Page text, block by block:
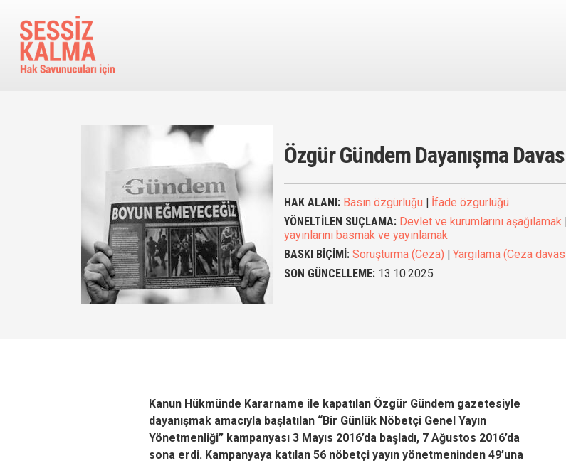
Özgür Gündem Dayanışma
HAK ALANI: Basın özgürlüğü
İfade özgürlüğü
YÖNELTİLEN SUÇLAMA: Devlet ve kurumlarını aşağılamak
yayınlarını basmak ve yayınlamak
BASKI BİÇİMİ: Soruşturma (Ceza) Yargılama (Ceza
SON GÜNCELLEME: 13.10.2025
Kanun Hükmünde Kararname ile kapatılan Özgür Gündem gazetesiyle
dayanışmak amacıyla başlatılan “Bir Günlük Nöbetçi Genel Yayın
Yönetmenliği” kampanyası 3 Mayıs 2016’da başladı, 7 Ağustos 2016’da
sona erdi. Kampanyaya katılan 56 nöbetçi yayın yönetmeninden 49’una